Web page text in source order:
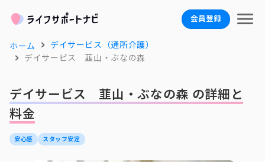
会員登録
ホーム
デイサービス（通所介護）
デイサービス 韮山・ぶなの森
デイサービス 韮山・ぶなの森 の詳細と
料金
安心感 スタッフ安定